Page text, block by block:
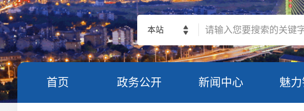
本站
首页 政务公开 新闻中心 魅